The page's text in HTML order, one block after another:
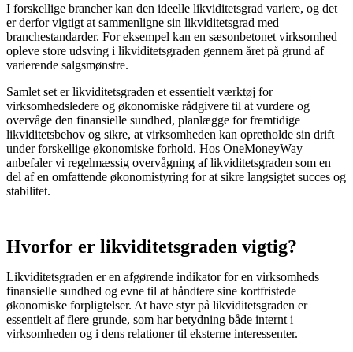
I forskellige brancher kan den ideelle likviditetsgrad variere, og det
er derfor vigtigt at sammenligne sin likviditetsgrad med
branchestandarder. For eksempel kan en sæsonbetonet virksomhed
opleve store udsving i likviditetsgraden gennem året på grund af
varierende salgsmønstre.
Samlet set er likviditetsgraden et essentielt værktøj for
virksomhedsledere og økonomiske rådgivere til at vurdere og
overvåge den finansielle sundhed, planlægge for fremtidige
likviditetsbehov og sikre, at virksomheden kan opretholde sin drift
under forskellige økonomiske forhold. Hos OneMoneyWay
anbefaler vi regelmæssig overvågning af likviditetsgraden som en
del af en omfattende økonomistyring for at sikre langsigtet succes og
stabilitet.
Hvorfor er likviditetsgraden vigtig?
Likviditetsgraden er en afgørende indikator for en virksomheds
finansielle sundhed og evne til at håndtere sine kortfristede
økonomiske forpligtelser. At have styr på likviditetsgraden er
essentielt af flere grunde, som har betydning både internt i
virksomheden og i dens relationer til eksterne interessenter.